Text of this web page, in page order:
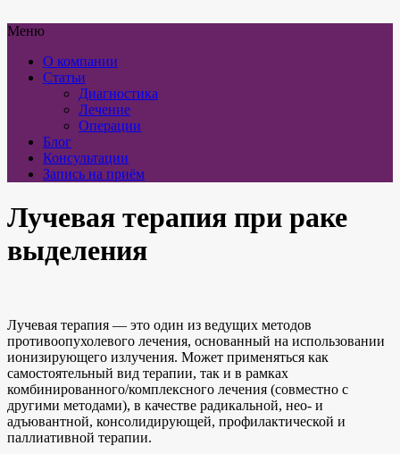
Меню
О компании
Статьи
Диагностика
Лечение
Операции
Блог
Консультации
Запись на приём
Лучевая терапия при раке
выделения
Лучевая терапия — это один из ведущих методов
противоопухолевого лечения, основанный на использовании
ионизирующего излучения. Может применяться как
самостоятельный вид терапии, так и в рамках
комбинированного/комплексного лечения (совместно с
другими методами), в качестве радикальной, нео- и
адъювантной, консолидирующей, профилактической и
паллиативной терапии.